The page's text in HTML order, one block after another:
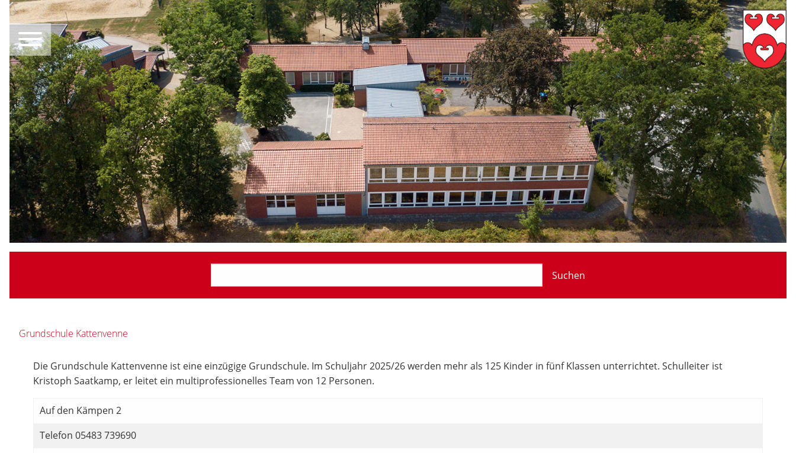
Suchen
Grundschule Kattenvenne
Die Grundschule Kattenvenne ist eine einzügige Grundschule. Im Schuljahr 2025/26 werden mehr als 125 Kinder in fünf Klassen unterrichtet. Schulleiter ist
Kristoph Saatkamp, er leitet ein multiprofessionelles Team von 12 Personen.
Auf den Kämpen 2
Telefon 05483 739690